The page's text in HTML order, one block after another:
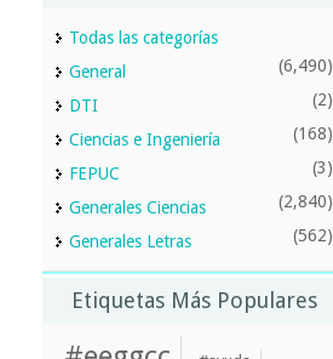
Todas las categorías
General
(6,490)
DTI (2)
Ciencias e Ingeniería (168)
FEPUC (3)
Generales Ciencias (2,840)
Generales Letras (562)
Etiquetas Más Populares